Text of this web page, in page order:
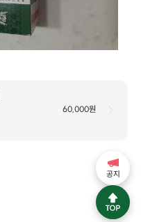
60,000원
공지